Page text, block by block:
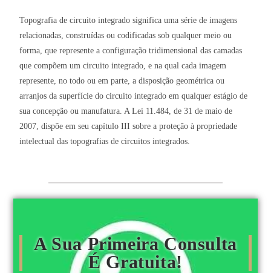
Topografia de circuito integrado significa uma série de imagens
relacionadas, construídas ou codificadas sob qualquer meio ou
forma, que represente a configuração tridimensional das camadas
que compõem um circuito integrado, e na qual cada imagem
represente, no todo ou em parte, a disposição geométrica ou
arranjos da superfície do circuito integrado em qualquer estágio de
sua concepção ou manufatura. A Lei 11.484, de 31 de maio de
2007, dispõe em seu capítulo III sobre a proteção à propriedade
intelectual das topografias de circuitos integrados.
A Sua Primeira Consulta
É Gratuita!